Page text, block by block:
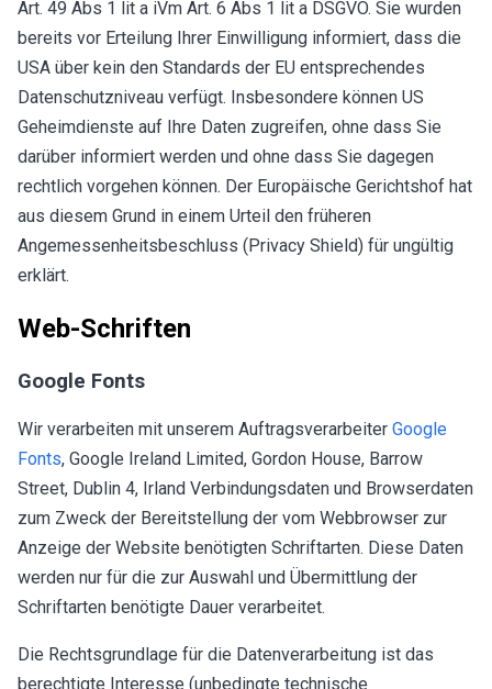
Art. 49 Abs 1 lit a iVm Art. 6 Abs 1 lit a DSGVO. Sie wurden
bereits vor Erteilung Ihrer Einwilligung informiert, dass die
USA über kein den Standards der EU entsprechendes
Datenschutzniveau verfügt. Insbesondere können US
Geheimdienste auf Ihre Daten zugreifen, ohne dass Sie
darüber informiert werden und ohne dass Sie dagegen
rechtlich vorgehen können. Der Europäische Gerichtshof hat
aus diesem Grund in einem Urteil den früheren
Angemessenheitsbeschluss (Privacy Shield) für ungültig
erklärt.
Web-Schriften
Google Fonts
Wir verarbeiten mit unserem Auftragsverarbeiter Google
Fonts, Google Ireland Limited, Gordon House, Barrow
Street, Dublin 4, Irland Verbindungsdaten und Browserdaten
zum Zweck der Bereitstellung der vom Webbrowser zur
Anzeige der Website benötigten Schriftarten. Diese Daten
werden nur für die zur Auswahl und Übermittlung der
Schriftarten benötigte Dauer verarbeitet.
Die Rechtsgrundlage für die Datenverarbeitung ist das
berechtigte Interesse (unbedingte technische